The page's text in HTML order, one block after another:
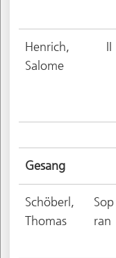
Henrich,
Salome
II
Gesang
Schöberl,
Thomas
Sop
ran